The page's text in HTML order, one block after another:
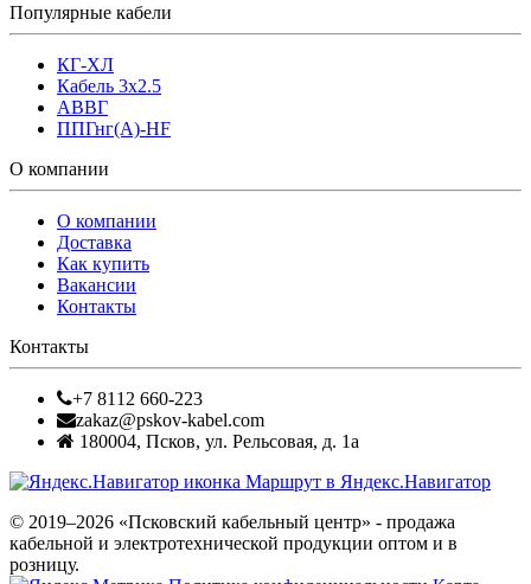
Популярные кабели
КГ-ХЛ
Кабель 3x2.5
АВВГ
ППГнг(А)-HF
О компании
О компании
Доставка
Как купить
Вакансии
Контакты
Контакты
+7 8112 660-223
zakaz@pskov-kabel.com
180004, Псков, ул. Рельсовая, д. 1а
Маршрут в Яндекс.Навигатор
© 2019–2026 «Псковский кабельный центр» - продажа
кабельной и электротехнической продукции оптом и в
розницу.